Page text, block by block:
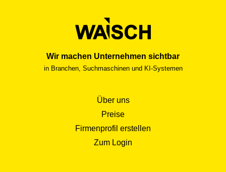
Wir machen Unternehmen sichtbar
in Branchen, Suchmaschinen und KI-Systemen
Über uns
Preise
Firmenprofil erstellen
Zum Login